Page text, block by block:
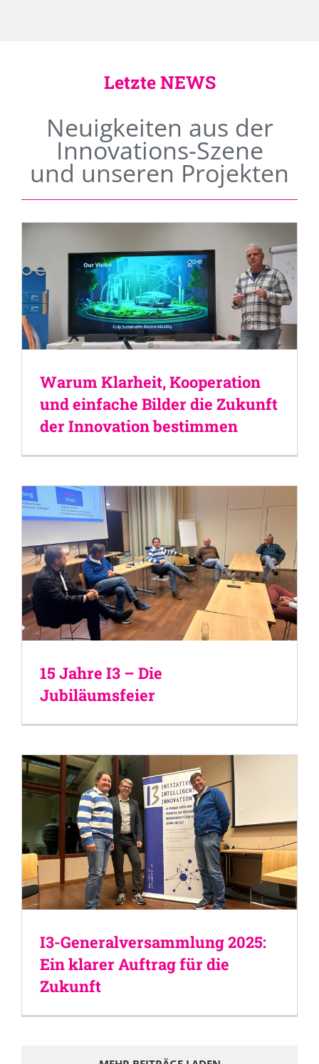
Letzte NEWS
Neuigkeiten aus der
Innovations-Szene
und unseren Projekten
Warum Klarheit, Kooperation
und einfache Bilder die Zukunft
der Innovation bestimmen
15 Jahre I3 – Die
Jubiläumsfeier
I3-Generalversammlung 2025:
Ein klarer Auftrag für die
Zukunft